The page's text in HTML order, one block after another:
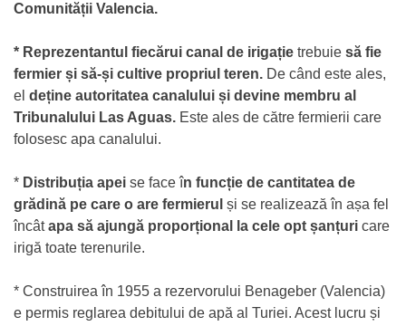
Comunității Valencia.
* Reprezentantul fiecărui canal de irigație trebuie să fie
fermier și să-și cultive propriul teren. De când este ales,
el deține autoritatea canalului și devine membru al
Tribunalului Las Aguas. Este ales de către fermierii care
folosesc apa canalului.
* Distribuția apei se face în funcție de cantitatea de
grădină pe care o are fermierul și se realizează în așa fel
încâtapa să ajungă proporțional la cele opt șanțuri care
irigă toate terenurile.
* Construirea în 1955 a rezervorului Benageber (Valencia)
e permis reglarea debitului de apă al Turiei. Acest lucru și